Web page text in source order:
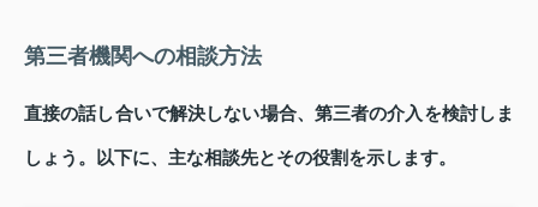
第三者機関への相談方法
直接の話し合いで解決しない場合、第三者の介入を検討しま
しょう。以下に、主な相談先とその役割を示します。